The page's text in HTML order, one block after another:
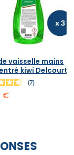
vaisselle mains
kiwi Delcourt
7
€